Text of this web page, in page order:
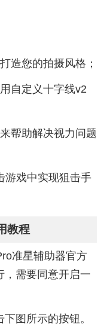
造您的拍摄风格；
自定义十字线v2
帮助解决视力问题
游戏中实现狙击手
教程
准星辅助器官方
，需要同意开启一
图所示的按钮。